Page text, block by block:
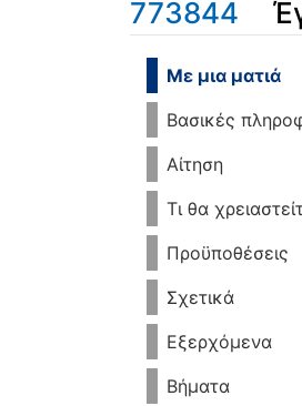
773844
Μετάβαση σε:
Με μια ματιά
Βασικές
Αίτηση
Τι θα
Προϋποθέσεις
Σχετικά
Εξερχόμενα
Βήματα